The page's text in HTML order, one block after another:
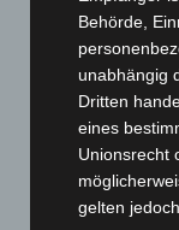
Celle: Mensch
5. August 2026
Gasleitung bei
beschädigt
5. August 2026
Anklage nach
Behörde,
unabhängig
Dritten
eines
Unionsrecht
gelten